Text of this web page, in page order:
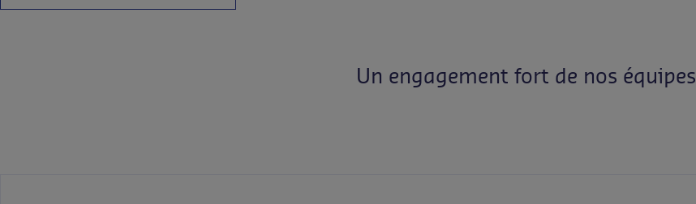
Un engagement fort de nos équipes